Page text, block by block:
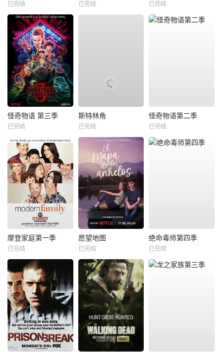
已完结 已完结 已完结
怪奇物语 第三季
已完结
斯特林角
已完结
怪奇物语第二季
已完结
摩登家庭第一季
已完结
愿望地图
已完结
绝命毒师第四季
已完结